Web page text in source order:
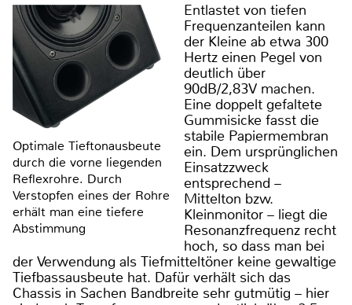
Optimale Tieftonausbeute
durch die vorne liegenden
Reflexrohre. Durch
Verstopfen eines der Rohre
erhält man eine tiefere
Abstimmung
Entlastet von tiefen
Frequenzanteilen kann
der Kleine ab etwa 300
Hertz einen Pegel von
deutlich über
90dB/2,83V machen.
Eine doppelt gefaltete
Gummisicke fasst die
stabile Papiermembran
ein. Dem ursprünglichen
Einsatzzweck
entsprechend –
Mittelton bzw.
Kleinmonitor – liegt die
Resonanzfrequenz recht
hoch, so dass man bei
der Verwendung als Tiefmitteltöner keine gewaltige
Tiefbassausbeute hat. Dafür verhält sich das
Chassis in Sachen Bandbreite sehr gutmütig – hier